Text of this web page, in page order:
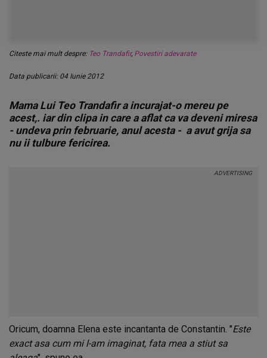
Citeste mai mult despre: Teo Trandafir, Povestiri adevarate
Data publicarii: 04 Iunie 2012
Mama Lui Teo Trandafir a incurajat-o mereu pe
acest,. iar din clipa in care a aflat ca va deveni miresa
- undeva prin februarie, anul acesta - a avut grija sa
nu ii tulbure fericirea.
Oricum, doamna Elena este incantanta de Constantin. "Este
exact asa cum mi l-am imaginat, fata mea a stiut sa